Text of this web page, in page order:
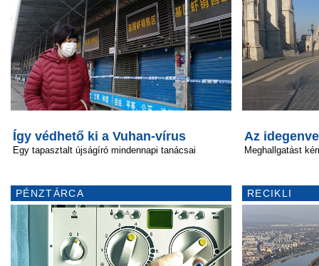
Így védhető ki a Vuhan-vírus
Egy tapasztalt újságíró mindennapi tanácsai
PÉNZTÁRCA
Az
Meghallgatást
RECIKLI